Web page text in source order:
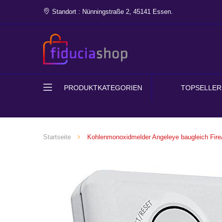
Standort : Nünningstraße 2, 45141 Essen.
PRODUKTKATEGORIEN TOPSELLER
Startseite Kohlenmonoxidmelder Angeleye baugleich